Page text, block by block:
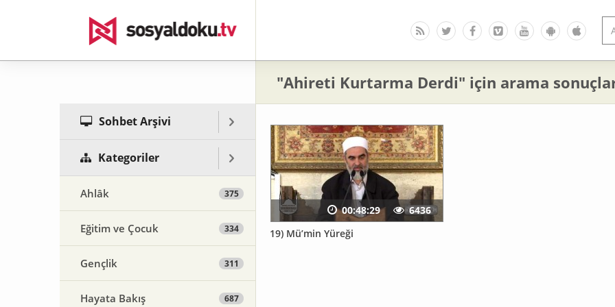
Sohbet Arşivi
Kategoriler
Ahlâk 375
Eğitim ve Çocuk 334
Gençlik 311
Hayata Bakış 687
"Ahireti Kurtarma Derdi" için arama
19) Mü’min Yüreği
00:48:29 6436